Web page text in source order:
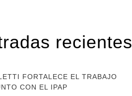
recientes
FORTALECE EL TRABAJO
CON EL IPAP